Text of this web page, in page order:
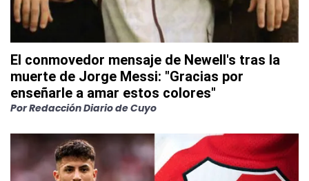
El conmovedor mensaje de Newell's tras la
muerte de Jorge Messi: "Gracias por
enseñarle a amar estos colores"
PorRedacción Diario de Cuyo